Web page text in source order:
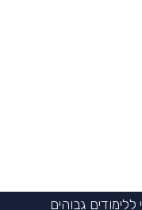
גבוהים